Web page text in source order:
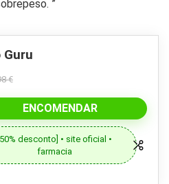
”
Guru
€
ENCOMENDAR
[50% desconto] • site oficial •
farmacia